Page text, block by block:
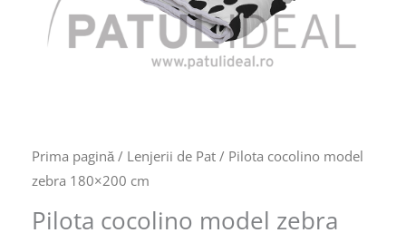
Prima pagină/ Lenjerii de Pat / Pilota cocolino model
zebra 180×200 cm
Pilota cocolino model zebra